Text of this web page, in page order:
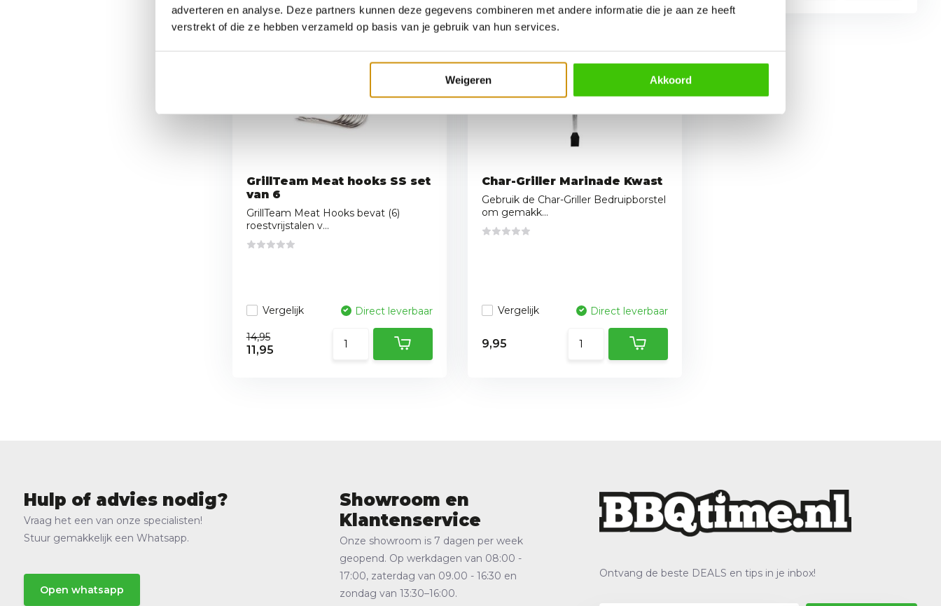
adverteren en analyse. Deze partners kunnen deze gegevens combineren met andere informatie die je aan ze heeft
verstrekt of die ze hebben verzameld op basis van je gebruik van hun services.
Weigeren Akkoord
GrillTeam Meat hooks SS set
van 6
GrillTeam Meat Hooks bevat (6)
roestvrijstalen v...
Vergelijk Direct leverbaar
14,95
11,95
Char-Griller Marinade Kwast
Gebruik de Char-Griller Bedruipborstel
om gemakk...
Vergelijk Direct leverbaar
9,95
Hulp of advies nodig?
Vraag het een van onze specialisten!
Stuur gemakkelijk een Whatsapp.
Open whatsapp
Showroom en
Klantenservice
Onze showroom is 7 dagen per week
geopend. Op werkdagen van 08:00 -
17:00, zaterdag van 09.00 - 16:30 en
zondag van 13:30–16:00.
Ontvang de beste DEALS en tips in je inbox!